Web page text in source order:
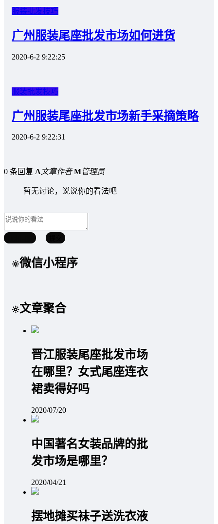
服装批发技巧
广州服装尾座批发市场如何进货
2020-6-2 9:22:25
服装批发技巧
广州服装尾座批发市场新手采摘策略
2020-6-2 9:22:31
0 条回复 A文章作者 M管理员
暂无讨论，说说你的看法吧
微信小程序
文章聚合
晋江服装尾座批发市场
在哪里？女式尾座连衣
裙卖得好吗
2020/07/20
中国著名女装品牌的批
发市场是哪里？
2020/04/21
摆地摊买袜子送洗衣液